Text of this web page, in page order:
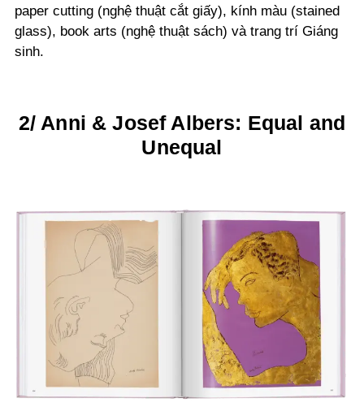
paper cutting (nghệ thuật cắt giấy), kính màu (stained
glass), book arts (nghệ thuật sách) và trang trí Giáng
sinh.
2/ Anni & Josef Albers: Equal and
Unequal